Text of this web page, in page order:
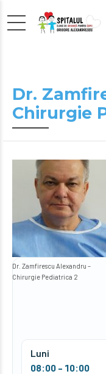
Dr.
Chirurgie
Dr. Zamfirescu Alexandru –
Chirurgie Pediatrica 2
Luni
08:00 – 10:00